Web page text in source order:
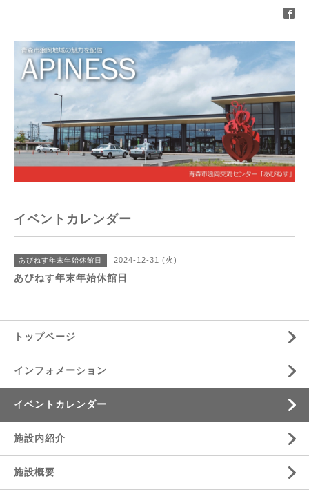
イベントカレンダー
あぴねす年末年始休館日 2024-12-31 (火)
あぴねす年末年始休館日
トップページ
インフォメーション
イベントカレンダー
施設内紹介
施設概要